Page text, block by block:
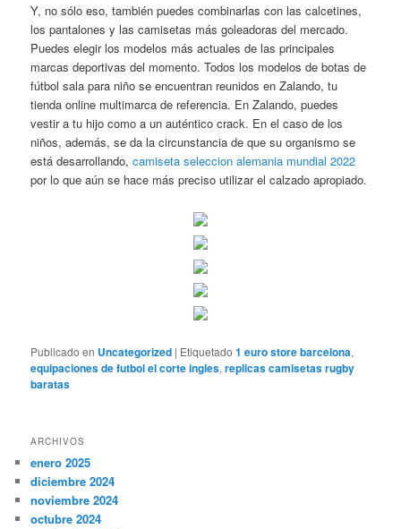
Y, no sólo eso, también puedes combinarlas con las calcetines,
los pantalones y las camisetas más goleadoras del mercado.
Puedes elegir los modelos más actuales de las principales
marcas deportivas del momento. Todos los modelos de botas de
fútbol sala para niño se encuentran reunidos en Zalando, tu
tienda online multimarca de referencia. En Zalando, puedes
vestir a tu hijo como a un auténtico crack. En el caso de los
niños, además, se da la circunstancia de que su organismo se
está desarrollando,camiseta seleccion alemania mundial 2022
por lo que aún se hace más preciso utilizar el calzado apropiado.
Publicado en Uncategorized | Etiquetado 1 euro store barcelona,
equipaciones de futbol el corte ingles,replicas camisetas rugby
baratas
ARCHIVOS
enero 2025
diciembre 2024
noviembre 2024
octubre 2024